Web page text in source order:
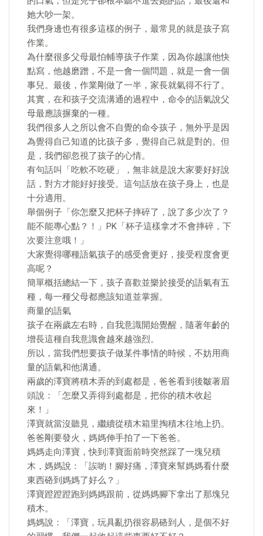
她大吵一架。
我們身邊也有很多這樣的例子，最常見的就是孩子寫
作業。
為什麼很多父母最怕輔導孩子作業，因為你越讓他快
點寫，他越磨蹭，不是一會一個問題，就是一會一個
事兒。最後，作業剛做了一半，家長就氣得不行了。
其實，在和孩子交流溝通的過程中，命令的語氣說父
母最應該摒棄的一種。
我們很多人之所以會不自覺的命令孩子，無外乎是因
為覺得自己知道的比孩子多，覺得自己就是對的。但
是，我們卻忽視了孩子的心情。
有句話叫「吃軟不吃硬」，無非就是說大家要好好說
話，對方才能好好接受。這句話放在孩子身上，也是
十分適用。
舉個例子「你怎麼又把杯子摔碎了，說了多少次了？
能不能專心點？！」PK「杯子這樣拿才不會摔碎，下
次要注意哦！」
大家覺得哪種語氣孩子的感受會更好，接受程度會更
高呢？
簡單概括總結一下，孩子喜歡並樂於接受的語氣有五
種，每一種父母都應該知道並掌握。
商量的語氣
孩子在兩歲左右時，自我意識開始覺醒，隨著年齡的
增長這種自我意識會越來越強烈。
所以，當我們想要孩子做某件事情的時候，不妨用商
量的語氣和他溝通。
兩歲的澤寶將積木弄的到處都是，爸爸看到後皺著眉
頭說：「怎麼又弄得到處都是，把你的積木收起
來！」
澤寶就當沒聽見，繼續從積木箱里掏積木往地上扔。
爸爸剛要發火，媽媽伸手拍了一下爸爸。
媽媽走向澤寶，快到澤寶面前時突然踩了一塊兒積
木，媽媽說：「誒喲！腳好痛，澤寶來幫媽媽看什麼
東西硌到媽媽了好么？」
澤寶蹬蹬蹬跑到媽媽跟前，從媽媽腳下拿出了那塊兒
積木。
媽媽說：「澤寶，玩具亂扔很容易硌到人，是個不好